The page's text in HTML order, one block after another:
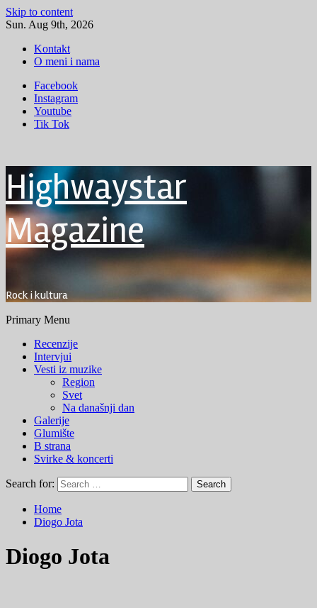
Skip to content
Sun. Aug 9th, 2026
Kontakt
O meni i nama
Facebook
Instagram
Youtube
Tik Tok
Highwaystar
Magazine
Rock i kultura
Primary Menu
Recenzije
Intervjui
Vesti iz muzike
Region
Svet
Na današnji dan
Galerije
Glumište
B strana
Svirke & koncerti
Search for:
Home
Diogo Jota
Diogo Jota